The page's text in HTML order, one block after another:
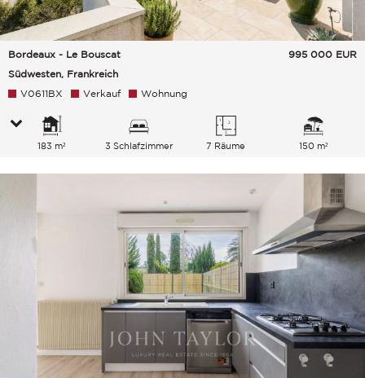
Bordeaux - Le Bouscat
Südwesten, Frankreich
995 000 EUR
V0611BX Verkauf Wohnung
183 m² 3 Schlafzimmer 7 Räume 150 m²